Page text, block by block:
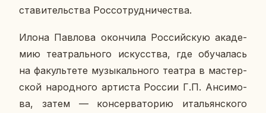
ста­ви­тель­ства Рос­со­труд­ни­че­ства.
Илона Пав­ло­ва окон­чи­ла Рос­сий­скую ака­де­
мию те­ат­раль­но­го ис­кус­ства, где обу­ча­лась
на фа­куль­те­те му­зы­каль­но­го театра в ма­стер­
ской на­род­но­го ар­ти­ста России Г.П. Ан­си­мо­
ва, затем — кон­сер­ва­то­рию ита­льян­ско­го